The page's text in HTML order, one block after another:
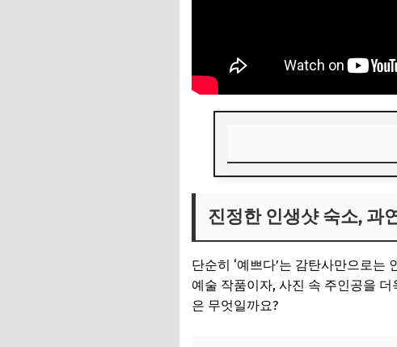
1. 잊을 수 없는 압도적인 뷰
3. 사진의 질을 높이는 섬
📌 지금 뜨는 꿀정보! 놓치
진정한 인생샷 숙소, 과
단순히 ‘예쁘다’는 감탄사만으로
예술 작품이자, 사진 속 주인공을
은 무엇일까요?